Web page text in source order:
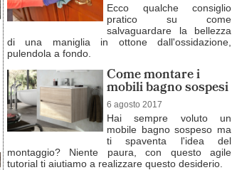
Ecco qualche consiglio
pratico su come
salvaguardare la bellezza
di una maniglia in ottone dall'ossidazione,
pulendola a fondo.
Come montare i
mobili bagno sospesi
6 agosto 2017
Hai sempre voluto un
mobile bagno sospeso ma
ti spaventa l'idea del
montaggio? Niente paura, con questo agile
tutorial ti aiutiamo a realizzare questo desiderio.